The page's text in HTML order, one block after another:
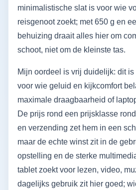
minimalistische slat is voor wie
reisgenoot zoekt; met 650 g en
behuizing draait alles hier om
schoot, niet om de kleinste tas.
Mijn oordeel is vrij duidelijk: dit
voor wie geluid en kijkcomfort
maximale draagbaarheid of
De prijs rond een prijsklasse
en verzending zet hem in een
maar de echte winst zit in de
opstelling en de sterke
tablet zoekt voor lezen, video,
dagelijks gebruik zit hier goed;